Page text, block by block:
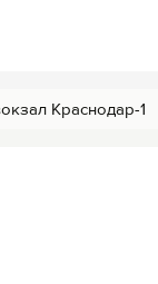
Краснодар-1